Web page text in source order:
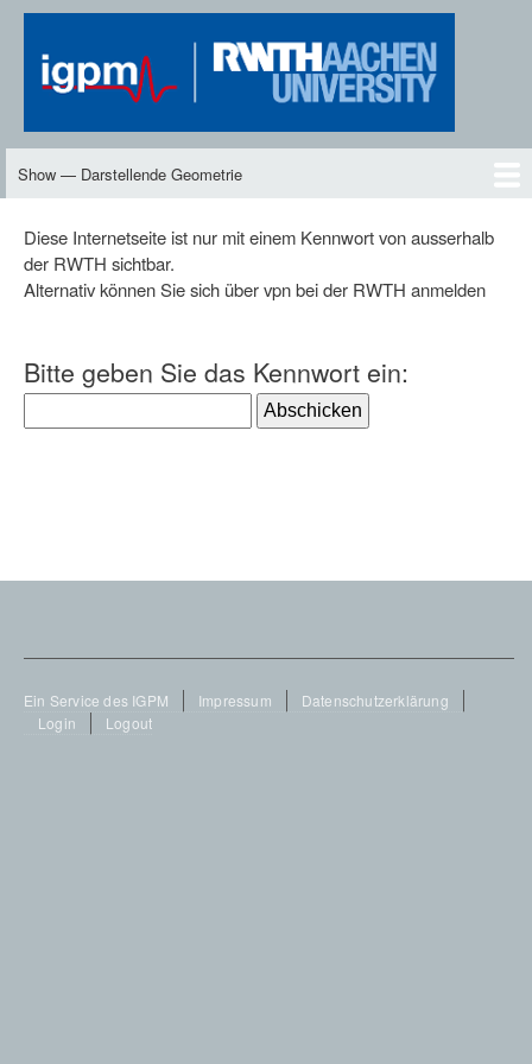
Skip
to
main
content
Darstellende
Show — Darstellende Geometrie
DG2
Neues
Inhalte
Skript
Vorlesungen
Übungen
DG-TV
DG2-TV
Downloads
Personen
Diese Internetseite ist nur mit einem Kennwort von ausserhalb
der RWTH sichtbar.
Alternativ können Sie sich über vpn bei der RWTH anmelden
Bitte geben Sie das Kennwort ein:
Footer
Ein Service des IGPM Impressum
Datenschutzerklärung
Login
Logout